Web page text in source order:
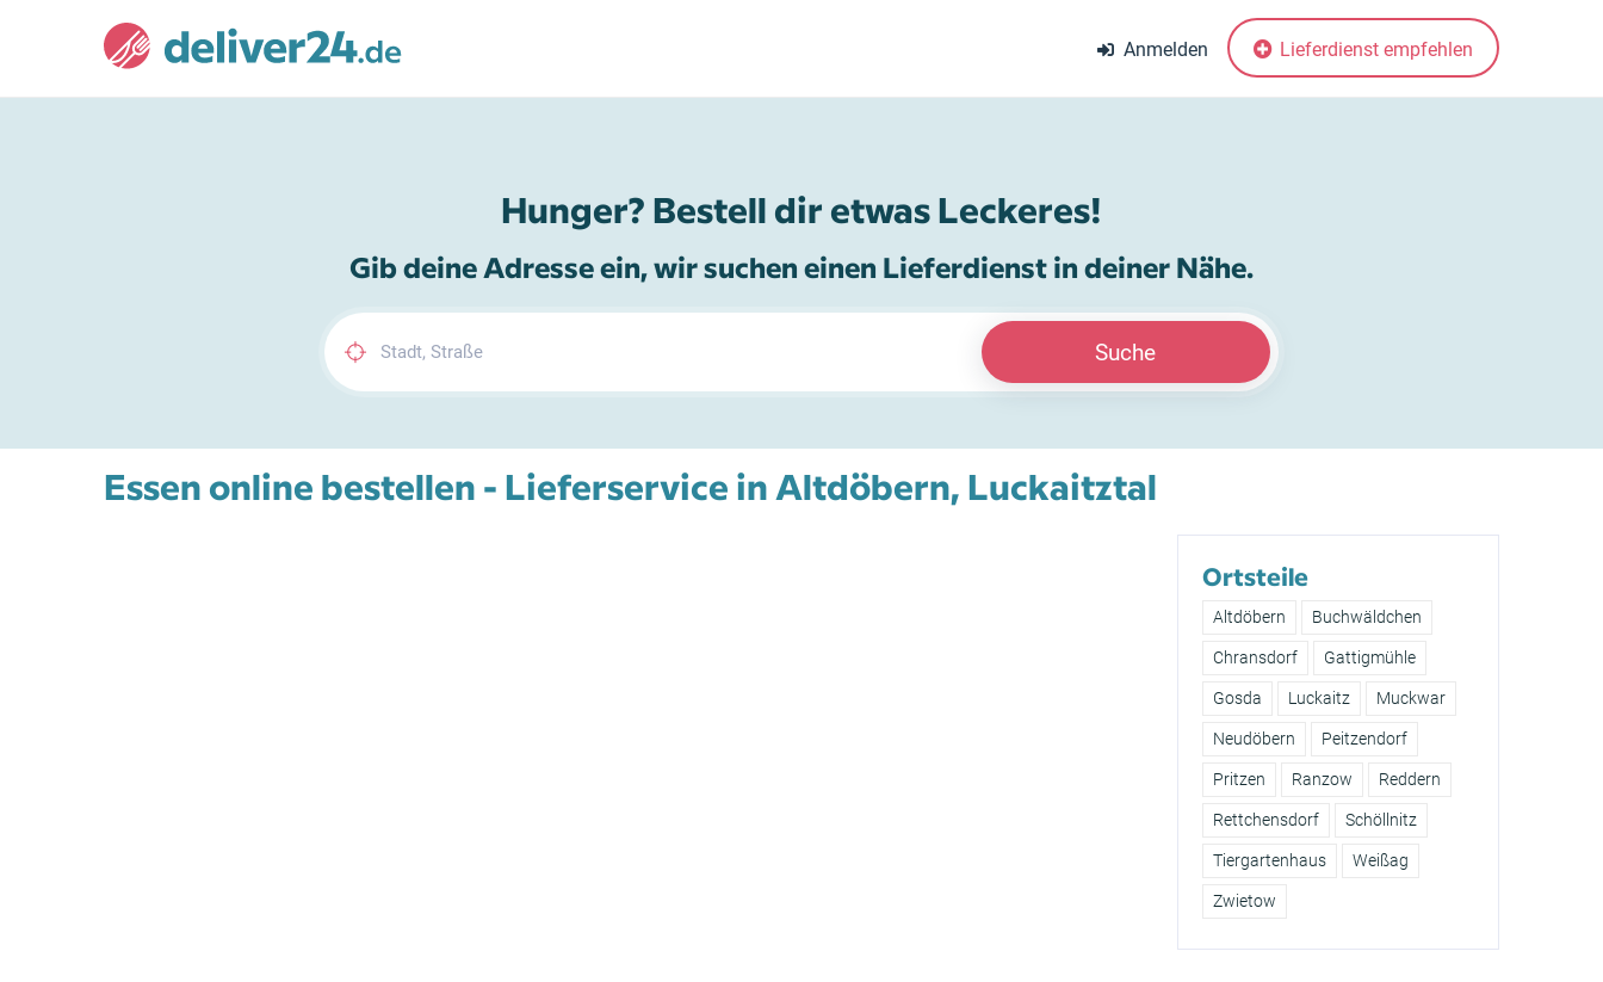
Anmelden Lieferdienst empfehlen
Hunger? Bestell dir etwas Leckeres!
Gib deine Adresse ein, wir suchen einen Lieferdienst in deiner Nähe.
Suche
Essen online bestellen - Lieferservice in Altdöbern, Luckaitztal
Ortsteile
Altdöbern Buchwäldchen
Chransdorf Gattigmühle
Gosda Luckaitz Muckwar
Neudöbern Peitzendorf
Pritzen Ranzow Reddern
Rettchensdorf Schöllnitz
Tiergartenhaus Weißag
Zwietow